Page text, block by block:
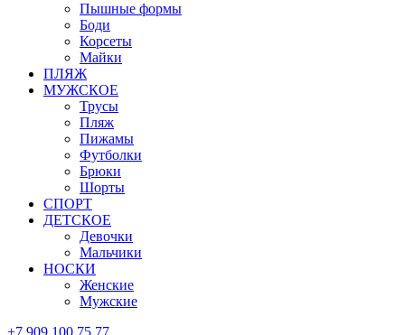
Пышные формы
Боди
Корсеты
Майки
ПЛЯЖ
МУЖСКОЕ
Трусы
Пляж
Пижамы
Футболки
Брюки
Шорты
СПОРТ
ДЕТСКОЕ
Девочки
Мальчики
НОСКИ
Женские
Мужские
+7 909 100 75 77